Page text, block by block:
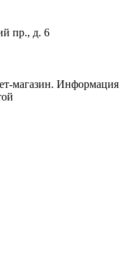
пр., д. 6
магазин. Информация